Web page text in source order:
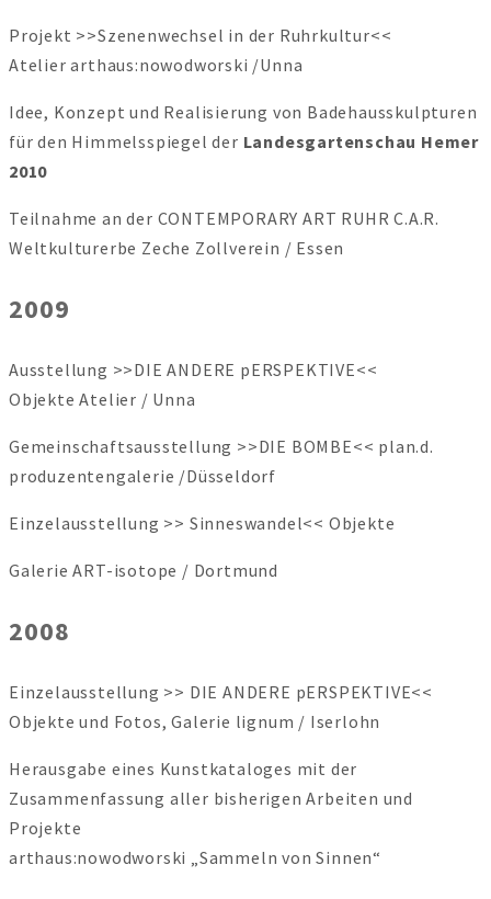
Projekt >>Szenenwechsel in der Ruhrkultur<<
Atelier arthaus:nowodworski /Unna
Idee, Konzept und Realisierung von Badehausskulpturen
für den Himmelsspiegel der Landesgartenschau Hemer
2010
Teilnahme an der CONTEMPORARY ART RUHR C.A.R.
Weltkulturerbe Zeche Zollverein / Essen
2009
Ausstellung >>DIE ANDERE pERSPEKTIVE<<
Objekte Atelier / Unna
Gemeinschaftsausstellung >>DIE BOMBE<< plan.d.
produzentengalerie /Düsseldorf
Einzelausstellung >> Sinneswandel<< Objekte
Galerie ART-isotope / Dortmund
2008
Einzelausstellung >> DIE ANDERE pERSPEKTIVE<<
Objekte und Fotos, Galerie lignum / Iserlohn
Herausgabe eines Kunstkataloges mit der
Zusammenfassung aller bisherigen Arbeiten und
Projekte
arthaus:nowodworski „Sammeln von Sinnen“